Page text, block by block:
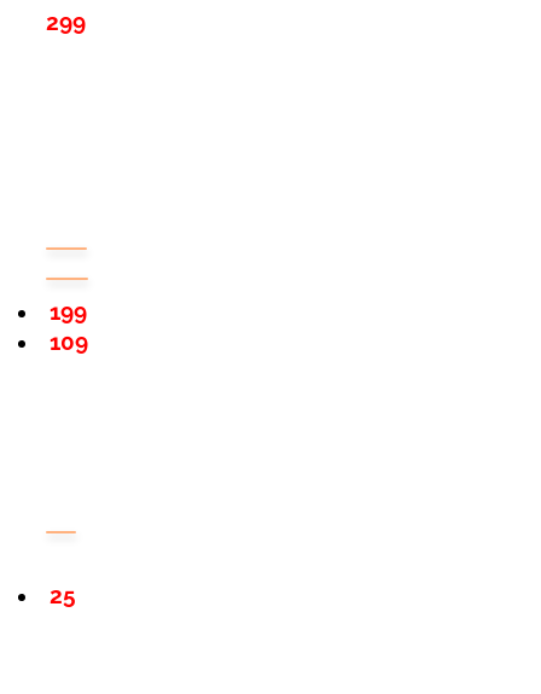
299
109
199
25